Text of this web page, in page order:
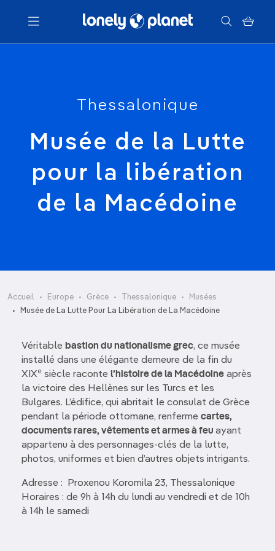
Menu
Votre recherche
Thessalonique
Musée de la Lutte
pour la libération
de la Macédoine
Accueil Europe Grèce Thessalonique
Musées
Musée de La Lutte Pour La Libération de La Macédoine
Véritable bastion du nationalisme grec, ce musée
installé dans une élégante demeure de la fin du
XIXe siècle raconte l’histoire de la Macédoine après
la victoire des Hellènes sur les Turcs et les
Bulgares. L’édifice, qui abritait le consulat de Grèce
pendant la période ottomane, renferme cartes,
documents rares, vêtements et armes à feu ayant
appartenu à des personnages-clés de la lutte,
photos, uniformes et bien d’autres objets intrigants.
Adresse : Proxenou Koromila 23, Thessalonique
Horaires : de 9h à 14h du lundi au vendredi et de 10h
à 14h le samedi